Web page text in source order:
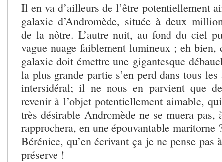
Il en va d’ailleurs de l’être potentiellement
galaxie d’Andromède, située à deux
de la nôtre. L’autre nuit, au fond du ciel
vague nuage faiblement lumineux ; eh bien,
galaxie doit émettre une gigantesque
la plus grande partie s’en perd dans tous les
intersidéral; il ne nous en parvient que
revenir à l’objet potentiellement aimable,
très désirable Andromède ne se muera pas,
rapprochera, en une épouvantable maritorne
Bérénice, qu’en écrivant ça je ne pense pas
préserve !